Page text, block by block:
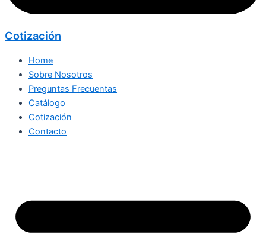
Cotización
Home
Sobre Nosotros
Preguntas Frecuentas
Catálogo
Cotización
Contacto